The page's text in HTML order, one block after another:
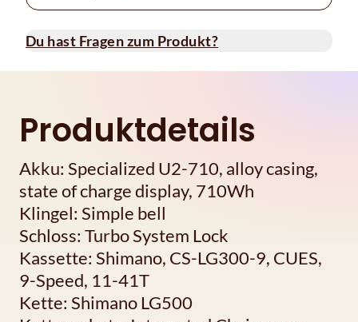
Du hast Fragen zum Produkt?
Produktdetails
Akku: Specialized U2-710, alloy casing,
state of charge display, 710Wh
Klingel: Simple bell
Schloss: Turbo System Lock
Kassette: Shimano, CS-LG300-9, CUES,
9-Speed, 11-41T
Kette: Shimano LG500